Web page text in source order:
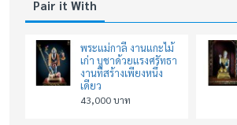
Pair it With
พระแม่กาลี งานแกะไม้
เก่า บูชาด้วยแรงศรัทธา
งานที่สร้างเพียงหนึ่ง
เดียว
43,000 บาท